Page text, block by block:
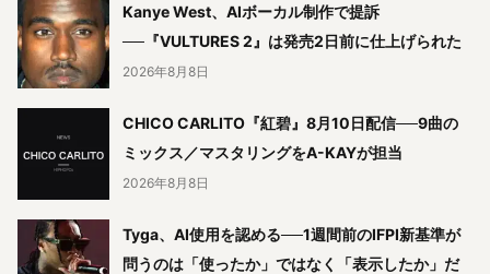
Kanye West、AIボーカル制作で提訴
──『VULTURES 2』は発売2日前に仕上げられた
2026年8月8日
CHICO CARLITO『紅碧』8月10日配信──9曲の
ミックス／マスタリングをA-KAYが担当
2026年8月8日
Tyga、AI使用を認める──1週間前のIFPI新基準が
問うのは「使ったか」ではなく「表示したか」だ